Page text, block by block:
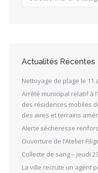
des
Actualités Récentes
Nettoyage de plage le 11
Arrêté municipal relatif à
des résidences mobiles
des aires et terrains
Alerte sécheresse
Ouverture de l’Atelier
Collecte de sang – jeudi
La ville recrute un agent